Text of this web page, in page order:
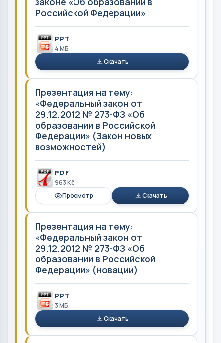
Российской Федерации»
PPT
4 MБ
Скачать
Презентация на тему:
«Федеральный закон от
29.12.2012 № 273-ФЗ «Об
образовании в Российской
Федерации» (Закон новых
возможностей)
PDF
963 Кб
Просмотр
Скачать
Презентация на тему:
«Федеральный закон от
29.12.2012 № 273-ФЗ «Об
образовании в Российской
Федерации» (новации)
PPT
3 MБ
Скачать